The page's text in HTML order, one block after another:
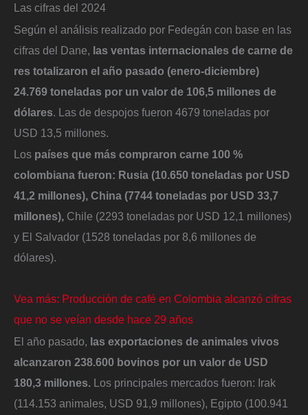
Las cifras del 2024
Según el análisis realizado por Fedegán con base en las
cifras del Dane, las ventas internacionales de carne de
res totalizaron el año pasado (enero-diciembre)
24.769 toneladas por un valor de 106,5 millones de
dólares . Las de despojos fueron 4679 toneladas por
USD 13,5 millones.
Los países que más compraron carne 100 %
colombiana fueron: Rusia (10.650 toneladas por USD
41,2 millones), China (7744 toneladas por USD 33,7
millones), Chile (2293 toneladas por USD 12,1 millones)
y El Salvador (1528 toneladas por 8,6 millones de
dólares).
Vea más: Producción de café en Colombia alcanzó cifras
que no se veían desde hace 29 años
El año pasado, las exportaciones de animales vivos
alcanzaron 238.600 bovinos por un valor de USD
180,3 millones. Los principales mercados fueron: Irak
(114.153 animales, USD 91,9 millones), Egipto (100.941